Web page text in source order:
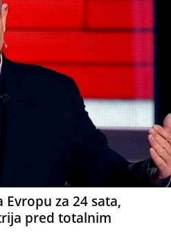
Evropu za 24 sata,
pred totalnim